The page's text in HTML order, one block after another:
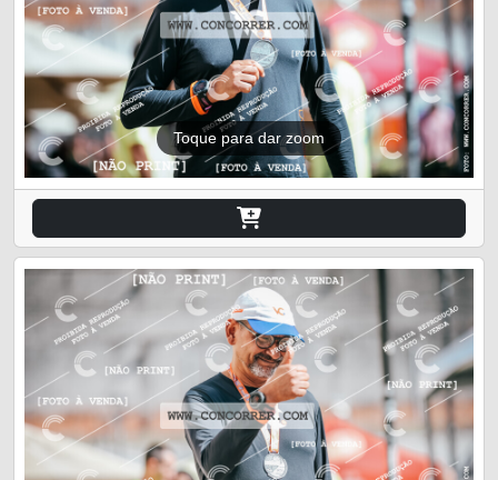
Toque para dar zoom